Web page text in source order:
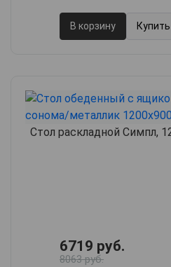
В корзину
Стол раскладной Симпл,
6719 руб.
8063 руб.